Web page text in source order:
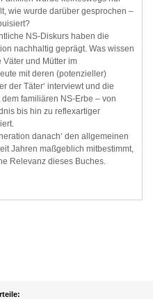
wie wurde darüber gesprochen –
NS-Diskurs haben die
nachhaltig geprägt. Was wissen
und Mütter im
mit deren (potenzieller)
der Täter‘ interviewt und die
familiären NS-Erbe – von
bis hin zu reflexartiger
danach‘ den allgemeinen
Jahren maßgeblich mitbestimmt,
Relevanz dieses Buches.